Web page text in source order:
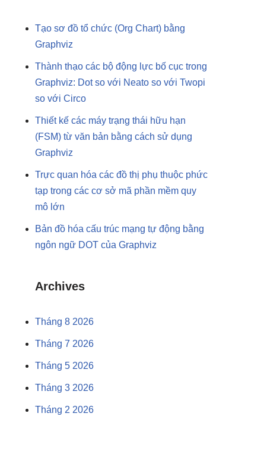
Tạo sơ đồ tổ chức (Org Chart) bằng
Graphviz
Thành thạo các bộ động lực bố cục trong
Graphviz: Dot so với Neato so với Twopi
so với Circo
Thiết kế các máy trạng thái hữu hạn
(FSM) từ văn bản bằng cách sử dụng
Graphviz
Trực quan hóa các đồ thị phụ thuộc phức
tạp trong các cơ sở mã phần mềm quy
mô lớn
Bản đồ hóa cấu trúc mạng tự động bằng
ngôn ngữ DOT của Graphviz
Archives
Tháng 8 2026
Tháng 7 2026
Tháng 5 2026
Tháng 3 2026
Tháng 2 2026